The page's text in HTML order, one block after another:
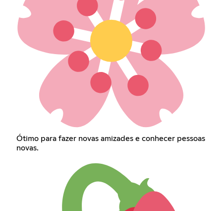
Ótimo para fazer novas amizades e conhecer pessoas
novas.